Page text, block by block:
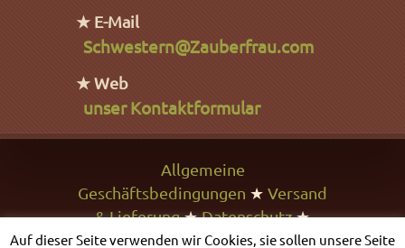
★ E-Mail
Schwestern@Zauberfrau.com
★ Web
unser Kontaktformular
Allgemeine
Geschäftsbedingungen ★ Versand
& Lieferung★Datenschutz★
Impressum★Problem melden
Auf dieser Seite verwenden wir Cookies, sie sollen unsere Seite